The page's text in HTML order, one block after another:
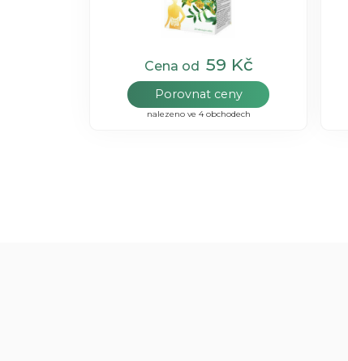
Cena od 59 Kč
Porovnat ceny
nalezeno ve 4 obchodech